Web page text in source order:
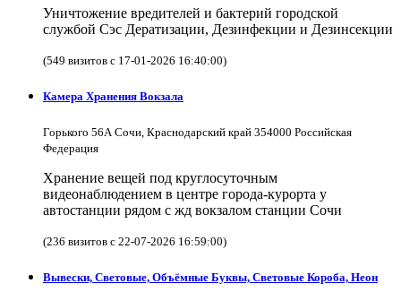
Уничтожение вредителей и бактерий городской
службой Сэс Дератизации, Дезинфекции и Дезинсекции
(549 визитов с 17-01-2026 16:40:00)
Камера Хранения Вокзала
Горького 56А Сочи, Краснодарский край 354000 Российская
Федерация
Хранение вещей под круглосуточным
видеонаблюдением в центре города-курорта у
автостанции рядом с жд вокзалом станции Сочи
(236 визитов с 22-07-2026 16:59:00)
Вывески, Световые, Объёмные Буквы, Световые Короба, Неон